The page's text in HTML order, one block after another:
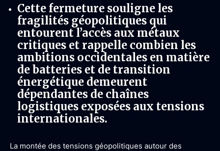
Cette fermeture souligne les
fragilités géopolitiques qui
entourent l’accès aux métaux
critiques et rappelle combien les
ambitions occidentales en matière
de batteries et de transition
énergétique demeurent
dépendantes de chaînes
logistiques exposées aux tensions
internationales.
La montée des tensions géopolitiques autour des